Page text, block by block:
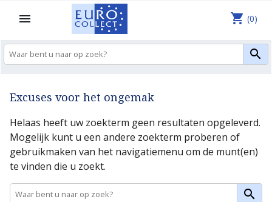


shopping_cart (0)
Excuses voor het ongemak
Helaas heeft uw zoekterm geen resultaten opgeleverd.
Mogelijk kunt u een andere zoekterm proberen of
gebruikmaken van het navigatiemenu om de munt(en)
te vinden die u zoekt.
